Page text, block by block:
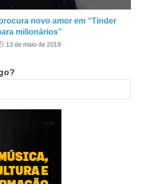
novo amor em “Tinder
milionários”
13 de maio de 2019